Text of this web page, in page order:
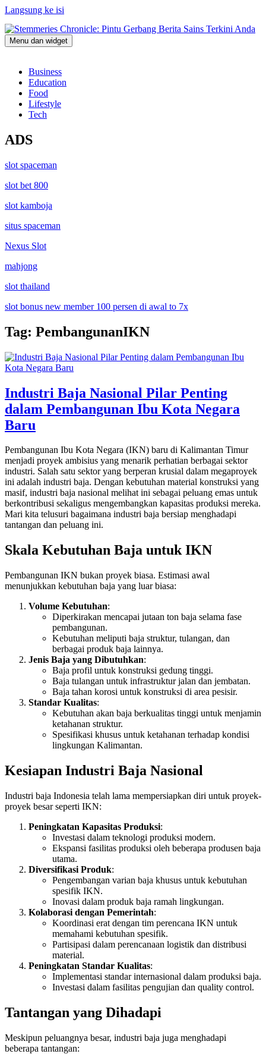
Langsung ke isi
Stemmeries Chronicle: Pintu Gerbang Berita Sains Terkini Anda
Menu dan widget
Business
Education
Food
Lifestyle
Tech
ADS
slot spaceman
slot bet 800
slot kamboja
situs spaceman
Nexus Slot
mahjong
slot thailand
slot bonus new member 100 persen di awal to 7x
Tag: PembangunanIKN
Industri Baja Nasional Pilar Penting
dalam Pembangunan Ibu Kota Negara
Baru
Pembangunan Ibu Kota Negara (IKN) baru di Kalimantan Timur
menjadi proyek ambisius yang menarik perhatian berbagai sektor
industri. Salah satu sektor yang berperan krusial dalam megaproyek
ini adalah industri baja. Dengan kebutuhan material konstruksi yang
masif, industri baja nasional melihat ini sebagai peluang emas untuk
berkontribusi sekaligus mengembangkan kapasitas produksi mereka.
Mari kita telusuri bagaimana industri baja bersiap menghadapi
tantangan dan peluang ini.
Skala Kebutuhan Baja untuk IKN
Pembangunan IKN bukan proyek biasa. Estimasi awal
menunjukkan kebutuhan baja yang luar biasa:
Volume Kebutuhan:
Diperkirakan mencapai jutaan ton baja selama fase
pembangunan.
Kebutuhan meliputi baja struktur, tulangan, dan
berbagai produk baja lainnya.
Jenis Baja yang Dibutuhkan:
Baja profil untuk konstruksi gedung tinggi.
Baja tulangan untuk infrastruktur jalan dan jembatan.
Baja tahan korosi untuk konstruksi di area pesisir.
Standar Kualitas:
Kebutuhan akan baja berkualitas tinggi untuk menjamin
ketahanan struktur.
Spesifikasi khusus untuk ketahanan terhadap kondisi
lingkungan Kalimantan.
Kesiapan Industri Baja Nasional
Industri baja Indonesia telah lama mempersiapkan diri untuk proyek-
proyek besar seperti IKN:
Peningkatan Kapasitas Produksi:
Investasi dalam teknologi produksi modern.
Ekspansi fasilitas produksi oleh beberapa produsen baja
utama.
Diversifikasi Produk:
Pengembangan varian baja khusus untuk kebutuhan
spesifik IKN.
Inovasi dalam produk baja ramah lingkungan.
Kolaborasi dengan Pemerintah:
Koordinasi erat dengan tim perencana IKN untuk
memahami kebutuhan spesifik.
Partisipasi dalam perencanaan logistik dan distribusi
material.
Peningkatan Standar Kualitas:
Implementasi standar internasional dalam produksi baja.
Investasi dalam fasilitas pengujian dan quality control.
Tantangan yang Dihadapi
Meskipun peluangnya besar, industri baja juga menghadapi
beberapa tantangan: